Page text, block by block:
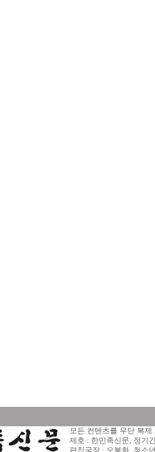
모든 컨텐츠를 무단 복
제호 : 한민족신문, 정기
편집국장 : 오봉화, 청소